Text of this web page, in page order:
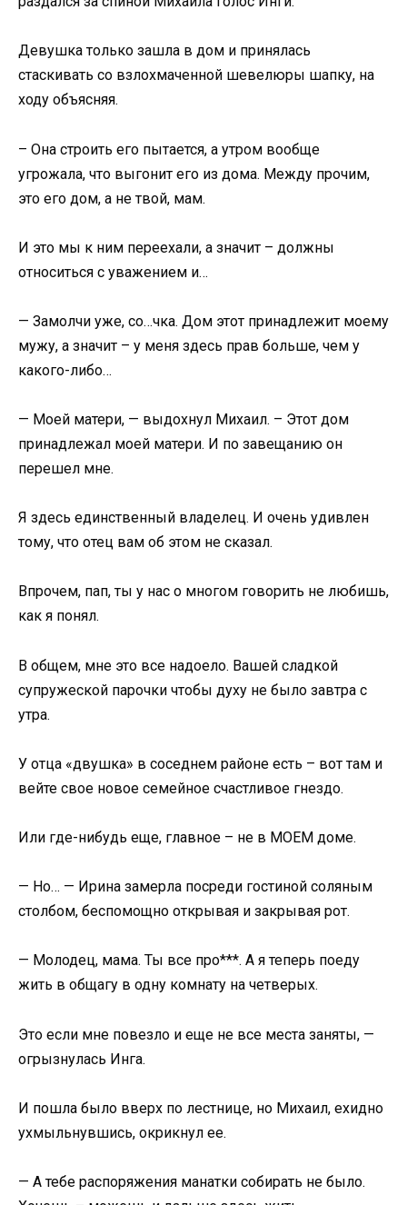
Девушка только зашла в дом и принялась
стаскивать со взлохмаченной шевелюры шапку, на
ходу объясняя.
– Она строить его пытается, а утром вообще
угрожала, что выгонит его из дома. Между прочим,
это его дом, а не твой, мам.
И это мы к ним переехали, а значит – должны
относиться с уважением и…
— Замолчи уже, со…чка. Дом этот принадлежит моему
мужу, а значит – у меня здесь прав больше, чем у
какого-либо…
— Моей матери, — выдохнул Михаил. – Этот дом
принадлежал моей матери. И по завещанию он
перешел мне.
Я здесь единственный владелец. И очень удивлен
тому, что отец вам об этом не сказал.
Впрочем, пап, ты у нас о многом говорить не любишь,
как я понял.
В общем, мне это все надоело. Вашей сладкой
супружеской парочки чтобы духу не было завтра с
утра.
У отца «двушка» в соседнем районе есть – вот там и
вейте свое новое семейное счастливое гнездо.
Или где-нибудь еще, главное – не в МОЕМ доме.
— Но… — Ирина замерла посреди гостиной соляным
столбом, беспомощно открывая и закрывая рот.
— Молодец, мама. Ты все про***. А я теперь поеду
жить в общагу в одну комнату на четверых.
Это если мне повезло и еще не все места заняты, —
огрызнулась Инга.
И пошла было вверх по лестнице, но Михаил, ехидно
ухмыльнувшись, окрикнул ее.
— А тебе распоряжения манатки собирать не было.